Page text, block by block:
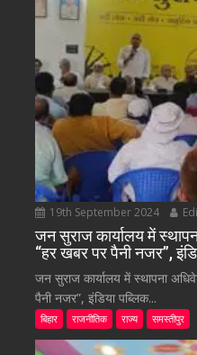
19th September 2024
जन सुराज कार्यालय में
“हर खबर पर पैनी नजर”,
जन सुराज कार्यालय में स्थापना
पैनी नजर”, इंडिया पब्लिक...
बिहार राजनीतिक राज्य समस्तीपुर